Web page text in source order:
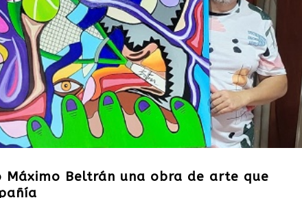
Beltrán una obra de arte que